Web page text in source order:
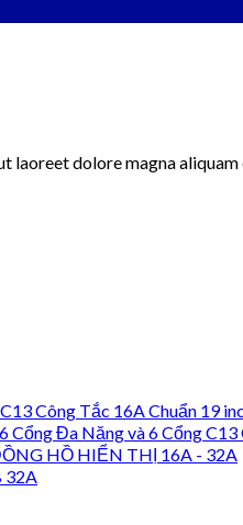
laoreet dolore magna
Công Tắc 16A Chuẩn 19
Cổng Đa Năng và 6 Cổng C13
HỒ HIỂN THỊ 16A - 32A
32A